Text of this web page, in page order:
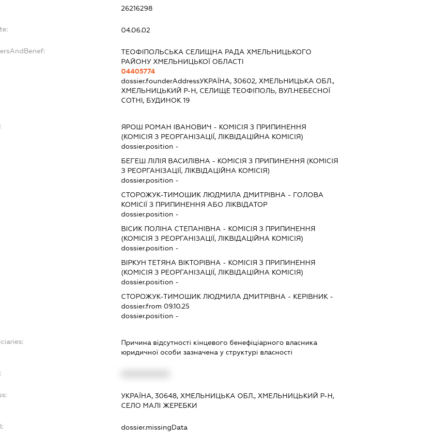
26216298
04.06.02
ТЕОФІПОЛЬСЬКА СЕЛИЩНА РАДА ХМЕЛЬНИЦЬКОГО
РАЙОНУ ХМЕЛЬНИЦЬКОЇ ОБЛАСТІ
04405774
dossier.founderAddressУКРАЇНА, 30602, ХМЕЛЬНИЦЬКА ОБЛ.,
ХМЕЛЬНИЦЬКИЙ Р-Н, СЕЛИЩЕ ТЕОФІПОЛЬ, ВУЛ.НЕБЕСНОЇ
СОТНІ, БУДИНОК 19
ЯРОШ РОМАН ІВАНОВИЧ - КОМІСІЯ З ПРИПИНЕННЯ
(КОМІСІЯ З РЕОРГАНІЗАЦІЇ, ЛІКВІДАЦІЙНА КОМІСІЯ)
dossier.position -
БЕГЕШ ЛІЛІЯ ВАСИЛІВНА - КОМІСІЯ З ПРИПИНЕННЯ (КОМІСІЯ
З РЕОРГАНІЗАЦІЇ, ЛІКВІДАЦІЙНА КОМІСІЯ)
dossier.position -
СТОРОЖУК-ТИМОШИК ЛЮДМИЛА ДМИТРІВНА - ГОЛОВА
КОМІСІЇ З ПРИПИНЕННЯ АБО ЛІКВІДАТОР
dossier.position -
ВІСИК ПОЛІНА СТЕПАНІВНА - КОМІСІЯ З ПРИПИНЕННЯ
(КОМІСІЯ З РЕОРГАНІЗАЦІЇ, ЛІКВІДАЦІЙНА КОМІСІЯ)
dossier.position -
ВІРКУН ТЕТЯНА ВІКТОРІВНА - КОМІСІЯ З ПРИПИНЕННЯ
(КОМІСІЯ З РЕОРГАНІЗАЦІЇ, ЛІКВІДАЦІЙНА КОМІСІЯ)
dossier.position -
СТОРОЖУК-ТИМОШИК ЛЮДМИЛА ДМИТРІВНА - КЕРІВНИК -
dossier.from 09.10.25
dossier.position -
Причина відсутності кінцевого бенефіціарного власника
юридичної особи зазначена у структурі власності
УКРАЇНА, 30648, ХМЕЛЬНИЦЬКА ОБЛ., ХМЕЛЬНИЦЬКИЙ Р-Н,
СЕЛО МАЛІ ЖЕРЕБКИ
dossier.missingData